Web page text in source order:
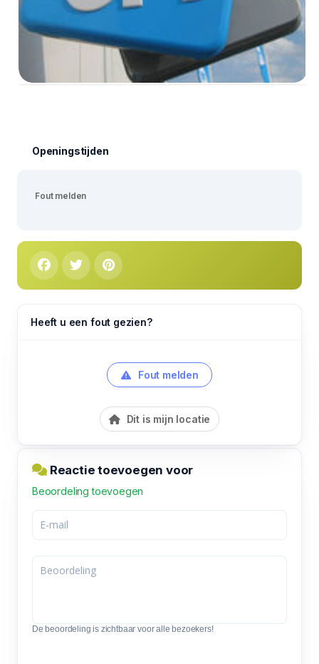
Openingstijden
Fout melden
Heeft u een fout gezien?
Fout melden
Dit is mijn locatie
Reactie toevoegen voor
Beoordeling toevoegen
De beoordeling is zichtbaar voor alle bezoekers!